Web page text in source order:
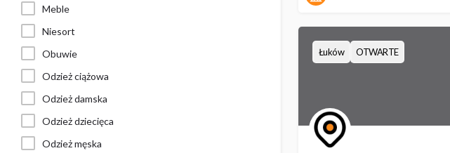
Meble
Niesort
Obuwie
Odzież ciążowa
Odzież damska
Odzież dziecięca
Odzież męska
Łuków OTWARTE